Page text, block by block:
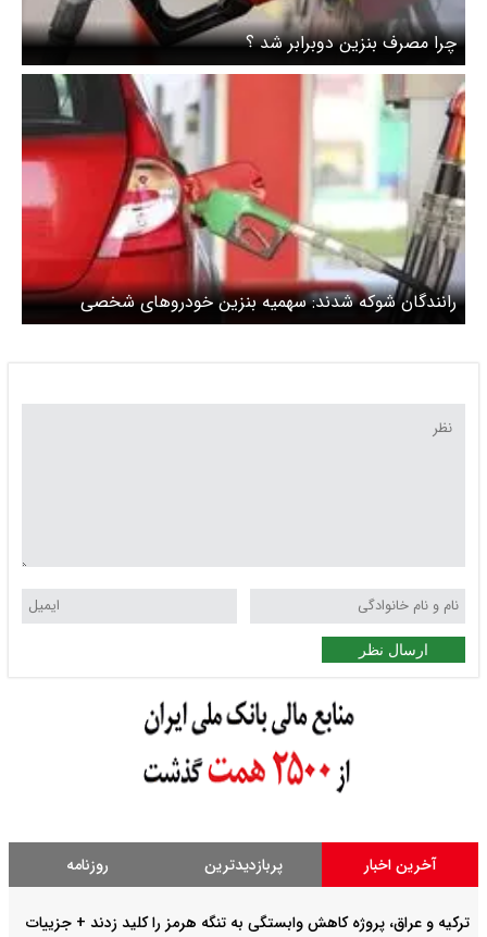
چرا مصرف بنزین دوبرابر شد ؟
رانندگان شوکه شدند: سهمیه بنزین خودروهای شخصی
کاهش یافت!
ارسال نظر
آخرین اخبار پربازدیدترین روزنامه
ترکیه و عراق، پروژه کاهش وابستگی به تنگه هرمز را کلید زدند + جزییات